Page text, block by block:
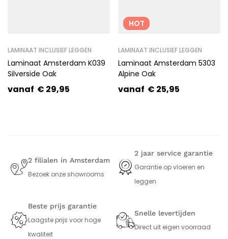
LAMINAAT INCLUSIEF LEGGEN
Laminaat Amsterdam K039
Silverside Oak
vanaf € 29,95
HOT
LAMINAAT INCLUSIEF LEGGEN
Laminaat Amsterdam 5303
Alpine Oak
vanaf € 25,95
2 filialen in Amsterdam
Bezoek onze showrooms
2 jaar service garantie
Garantie op vloeren en
leggen
Beste prijs garantie
Laagste prijs voor hoge
kwaliteit
Snelle levertijden
Direct uit eigen voorraad